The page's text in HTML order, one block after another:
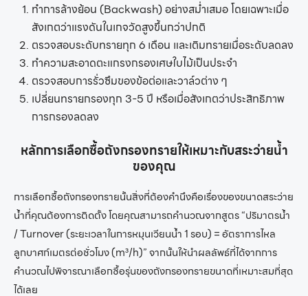
ทำการล้างย้อน (Backwash) อย่างสม่ำเสมอ โดยเฉพาะเมื่อ
สังเกตว่าแรงดันในเกจวัดสูงขึ้นกว่าปกติ
ตรวจสอบระดับทรายทุก 6 เดือน และเติมทรายเมื่อระดับลดลง
ทำความสะอาดตะแกรงกรองเศษใบไม้เป็นประจำ
ตรวจสอบการรั่วซึมของข้อต่อและวาล์วต่าง ๆ
เปลี่ยนทรายกรองทุก 3-5 ปี หรือเมื่อสังเกตว่าประสิทธิภาพ
การกรองลดลง
หลักการเลือกซื้อถังกรองทรายให้เหมาะกับสระว่ายน้ำ
ของคุณ
การเลือกซื้อถังกรองทรายนั้นสิ่งที่ต้องคำนึงคือเรื่องของขนาดสระว่าย
น้ำที่คุณต้องการติดตั้ง โดยคุณสามารถคำนวณจากสูตร “ปริมาตรน้ำ
/ Turnover (ระยะเวลาในการหมุนเวียนน้ำ 1 รอบ) = อัตราการไหล
ลูกบาศก์เมตรต่อชั่วโมง (m³/h)” จากนั้นให้นำผลลัพธ์ที่ได้จากการ
คำนวณไปพิจารณาเลือกซื้อรุ่นของถังกรองทรายขนาดที่เหมาะสมที่สุด
ได้เลย